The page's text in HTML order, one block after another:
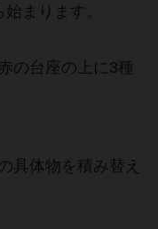
まります。
の台座の上に3種
具体物を積み替え